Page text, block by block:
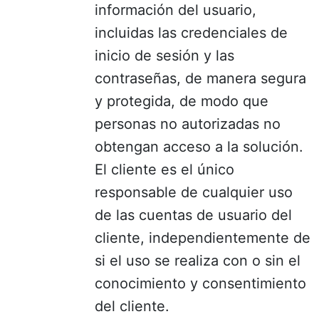
información del usuario,
incluidas las credenciales de
inicio de sesión y las
contraseñas, de manera segura
y protegida, de modo que
personas no autorizadas no
obtengan acceso a la solución.
El cliente es el único
responsable de cualquier uso
de las cuentas de usuario del
cliente, independientemente de
si el uso se realiza con o sin el
conocimiento y consentimiento
del cliente.